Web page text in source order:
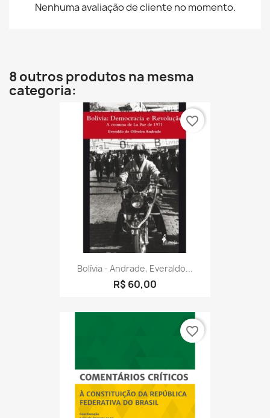
Nenhuma avaliação de cliente no momento.
8 outros produtos na mesma
categoria:
Bolívia - Andrade, Everaldo...
R$ 60,00
favorite_border
favorite_border